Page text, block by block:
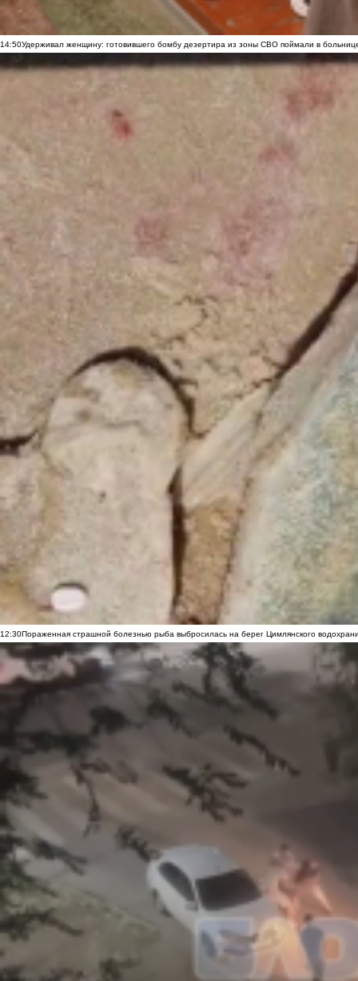
14:50Удерживал женщину: готовившего бомбу дезертира из зоны СВО поймали в
12:30Пораженная страшной болезнью рыба выбросилась на берег Цимлянского